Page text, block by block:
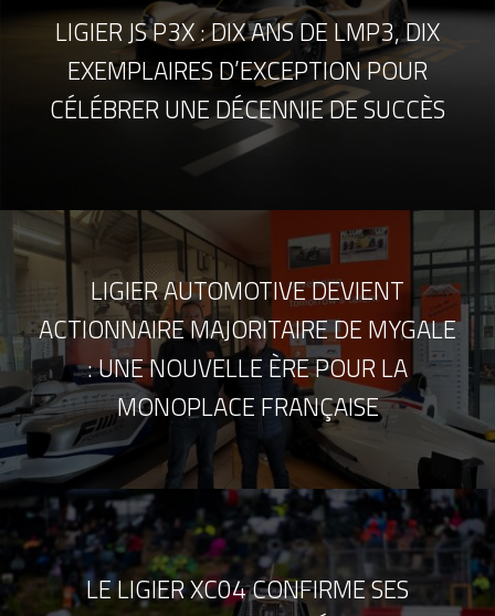
LIGIER JS P3X : DIX ANS DE LMP3, DIX
EXEMPLAIRES D’EXCEPTION POUR
CÉLÉBRER UNE DÉCENNIE DE SUCCÈS
LIGIER AUTOMOTIVE DEVIENT
ACTIONNAIRE MAJORITAIRE DE MYGALE
: UNE NOUVELLE ÈRE POUR LA
MONOPLACE FRANÇAISE
LE LIGIER XC04 CONFIRME SES